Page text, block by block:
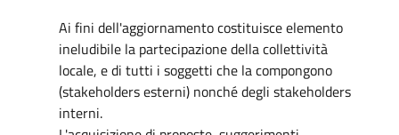
Ai fini dell'aggiornamento costituisce elemento
ineludibile la partecipazione della collettività
locale, e di tutti i soggetti che la compongono
(stakeholders esterni) nonché degli stakeholders
interni.